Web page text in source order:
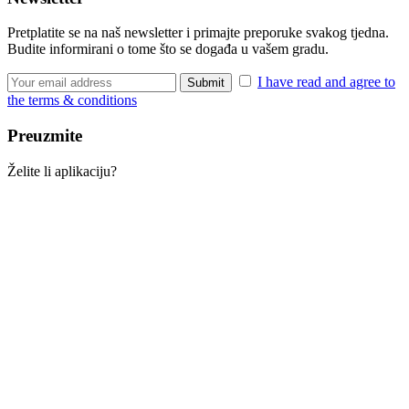
Pretplatite se na naš newsletter i primajte preporuke svakog tjedna.
Budite informirani o tome što se događa u vašem gradu.
I have read and agree to
the terms & conditions
Preuzmite
Želite li aplikaciju?